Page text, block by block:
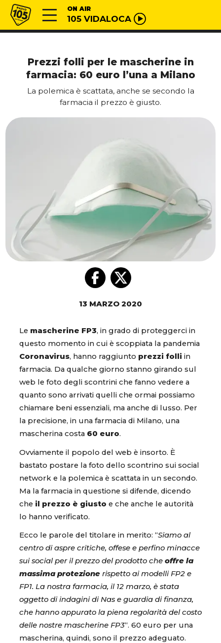
Vai al contenuto
Radio 105 ON AIR
105 VIDALOCA
Prezzi folli per le mascherine in
farmacia: 60 euro l’una a Milano
La polemica è scattata, anche se secondo la
farmacia il prezzo è giusto.
13 MARZO 2020
Le mascherine FP3, in grado di proteggerci in
questo momento in cui è scoppiata la pandemia
Coronavirus, hanno raggiunto prezzi folli in
farmacia. Da qualche giorno stanno girando sul
web le foto degli scontrini che fanno vedere a
quanto sono arrivati quelli che ormai possiamo
chiamare beni essenziali, ma anche di lusso. Per
la precisione, in una farmacia di Milano, una
mascherina costa 60 euro.
Ovviamente il popolo del web è insorto. È
bastato postare la foto dello scontrino sui social
network e la polemica è scattata in un secondo.
Ma la farmacia in questione si difende, dicendo
che il prezzo è giusto e che anche le autorità
lo hanno verificato.
Ecco le parole del titolare in merito: “Siamo al
centro di aspre critiche, offese e perfino minacce
sui social per il prezzo del prodotto che offre la
massima protezione rispetto ai modelli FP2 e
FP1. La nostra farmacia, il 12 marzo, è stata
oggetto di indagini di Nas e guardia di finanza,
che hanno appurato la piena regolarità del costo
delle nostre mascherine FP3“. 60 euro per una
mascherina, quindi, sono il prezzo adeguato.